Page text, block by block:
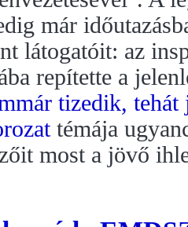
már
látogatóit: az
repítette a
tizedik,
témája
most a jövő